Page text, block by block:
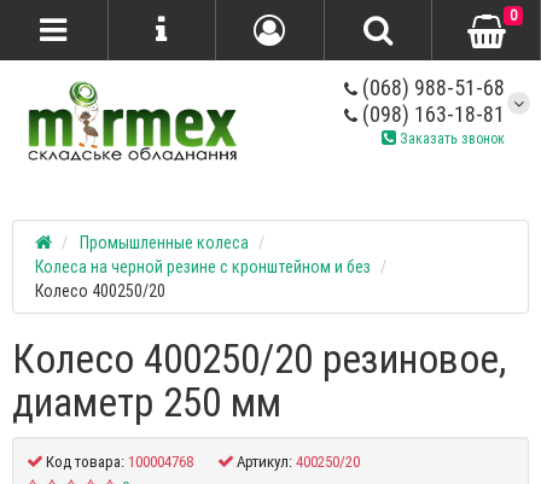
(068) 988-51-68
(098) 163-18-81
Заказать звонок
0
Промышленные колеса
Колеса на черной резине с кронштейном и без
Колесо 400250/20
Колесо 400250/20 резиновое,
диаметр 250 мм
Код товара:100004768 Артикул:400250/20